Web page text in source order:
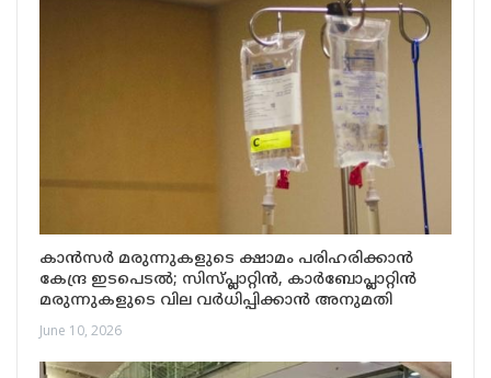
കാൻസർ മരുന്നുകളുടെ ക്ഷാമം പരിഹരിക്കാൻ
കേന്ദ്ര ഇടപെടൽ; സിസ്പ്ലാറ്റിൻ, കാർബോപ്ലാറ്റിൻ
മരുന്നുകളുടെ വില വർധിപ്പിക്കാൻ അനുമതി
June 10, 2026